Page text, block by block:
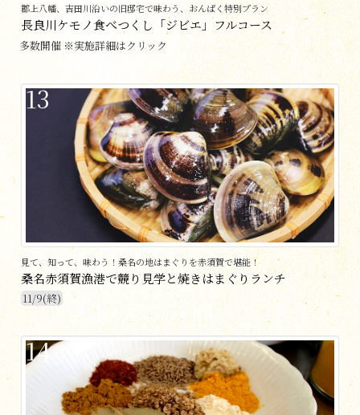
郡上八幡、吉田川沿いの旧邸宅で味わう、おんぱく特別プラン
長良川ケモノ食べつくし「ジビエ」フルコース
多数開催 ※実施詳細はクリック
13
見て、知って、味わう！桑名の地はまぐりを赤須賀で堪能！
桑名赤須賀漁港で競り見学と焼きはまぐりランチ
11/9(終)
14